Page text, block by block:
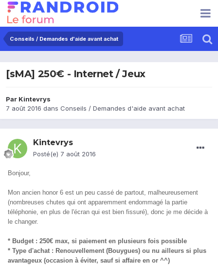
Conseils / Demandes d'aide avant achat
[sMA] 250€ - Internet / Jeux
Par Kintevrys
7 août 2016 dans Conseils / Demandes d'aide avant achat
Kintevrys
Posté(e) 7 août 2016
Bonjour,
Mon ancien honor 6 est un peu cassé de partout, malheureusement
(nombreuses chutes qui ont apparemment endommagé la partie
téléphonie, en plus de l'écran qui est bien fissuré), donc je me décide à
le changer.
* Budget : 250€ max, si paiement en plusieurs fois possible
* Type d'achat : Renouvellement (Bouygues) ou nu ailleurs si plus
avantageux (occasion à éviter, sauf si affaire en or ^^)